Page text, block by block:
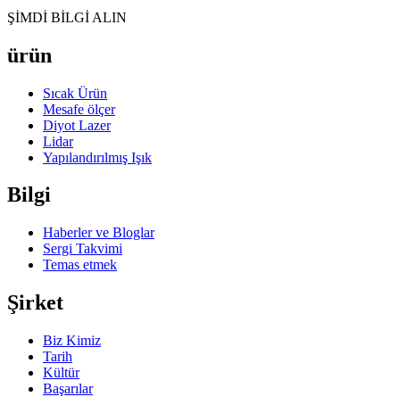
ŞİMDİ BİLGİ ALIN
ürün
Sıcak Ürün
Mesafe ölçer
Diyot Lazer
Lidar
Yapılandırılmış Işık
Bilgi
Haberler ve Bloglar
Sergi Takvimi
Temas etmek
Şirket
Biz Kimiz
Tarih
Kültür
Başarılar